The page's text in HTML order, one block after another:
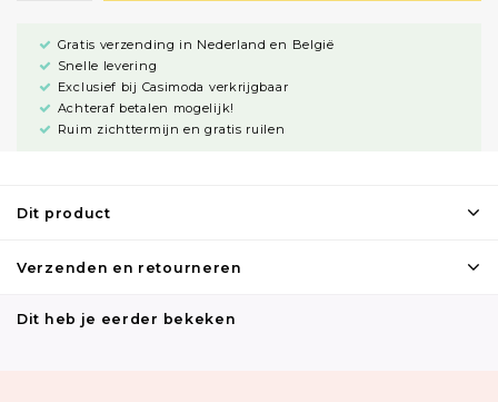
Gratis verzending in Nederland en België
Snelle levering
Exclusief bij Casimoda verkrijgbaar
Achteraf betalen mogelijk!
Ruim zichttermijn en gratis ruilen
Dit product
Verzenden en retourneren
Dit heb je eerder bekeken